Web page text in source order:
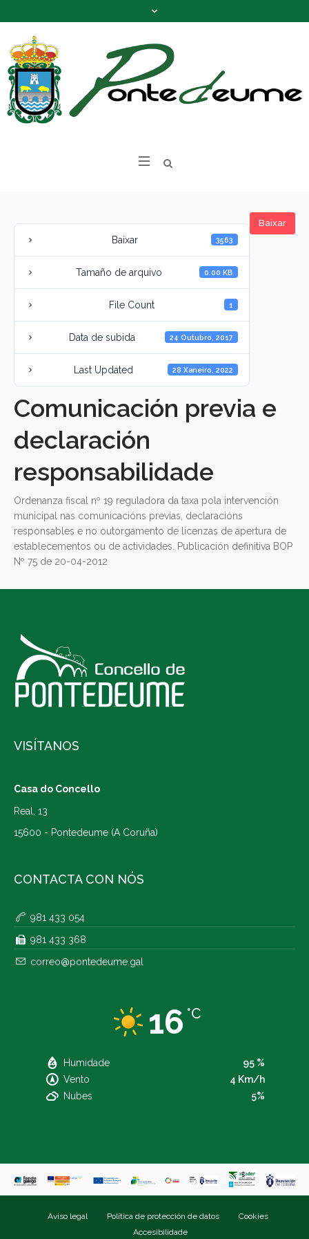
Baixar
Baixar 3563
Tamaño de arquivo 0.00 KB
File Count 1
Data de subida 24 Outubro, 2017
Last Updated 28 Xaneiro, 2022
Comunicación previa e
declaración
responsabilidade
Ordenanza fiscal nº 19 reguladora da taxa pola intervención
municipal nas comunicacións previas, declaracións
responsables e no outorgamento de licenzas de apertura de
establecementos ou de actividades. Publicación definitiva BOP
Nº 75 de 20-04-2012
VISÍTANOS
Casa do Concello
Real, 13
15600 - Pontedeume (A Coruña)
CONTACTA CON NÓS
981 433 054
981 433 368
correo@pontedeume.gal
16 °C
Humidade
95 %
Vento
4 Km/h
Nubes
5%
Aviso legal Política de protección de datos
Cookies
Accesibilidade